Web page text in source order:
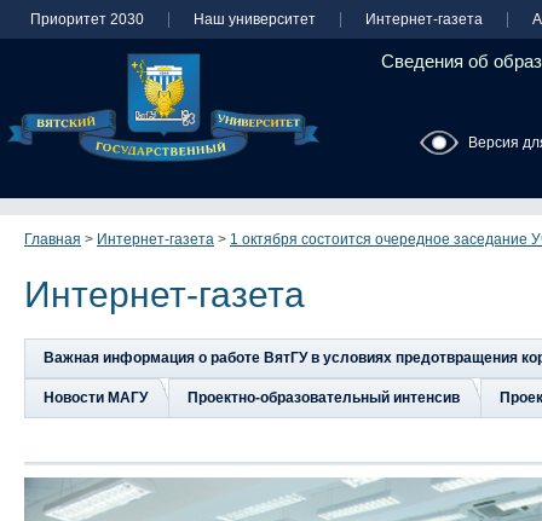
Приоритет 2030 Наш университет Интернет-газета
Сведения об
Версия
Главная > Интернет-газета > 1 октября состоится очередное заседание
Интернет-газета
Важная информация о работе ВятГУ в условиях предотвращения
Новости МАГУ Проектно-образовательный интенсив